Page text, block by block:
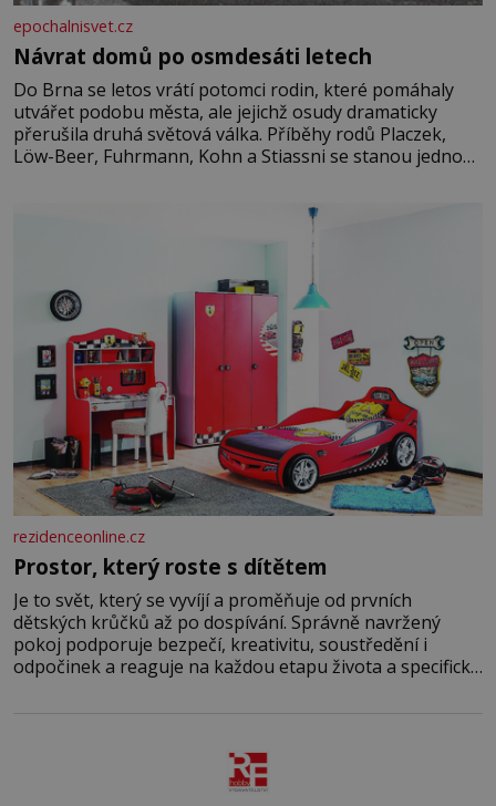
epochalnisvet.cz
Návrat domů po osmdesáti letech
Do Brna se letos vrátí potomci rodin, které pomáhaly
utvářet podobu města, ale jejichž osudy dramaticky
přerušila druhá světová válka. Příběhy rodů Placzek,
Löw-Beer, Fuhrmann, Kohn a Stiassni se stanou jednou
jednoduché. Místa, která si člověk pamatuje z rodinných
rezidenceonline.cz
Prostor, který roste s dítětem
Je to svět, který se vyvíjí a proměňuje od prvních
dětských krůčků až po dospívání. Správně navržený
pokoj podporuje bezpečí, kreativitu, soustředění i
odpočinek a reaguje na každou etapu života a specifické